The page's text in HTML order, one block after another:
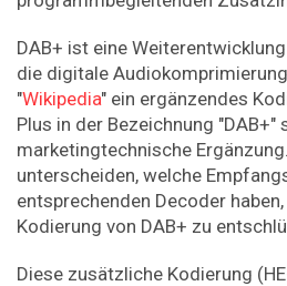
DAB+ ist eine
die digitale
"Wikipedia" ein ergänzendes
Plus in der Bezeichnung "DAB+"
marketingtechnische
unterscheiden, welche
entsprechenden Decoder
Kodierung von DAB+ zu
Diese zusätzliche Kodierung